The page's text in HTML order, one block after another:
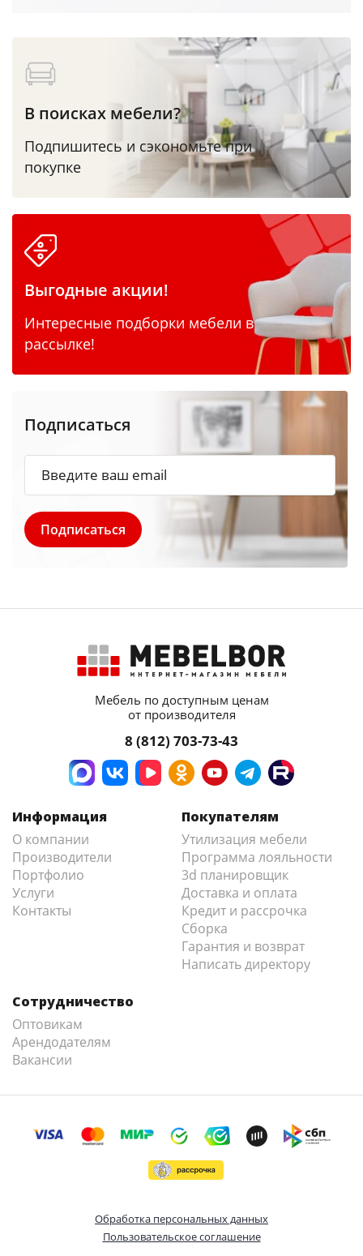
В поисках мебели?
Подпишитесь и сэкономьте при
покупке
Выгодные акции!
Интересные подборки мебели в
рассылке!
Подписаться
Мебель по доступным ценам
от производителя
8 (812) 703-73-43
Информация
О компании
Производители
Портфолио
Услуги
Контакты
Покупателям
Утилизация мебели
Программа лояльности
3d планировщик
Доставка и оплата
Кредит и рассрочка
Сборка
Гарантия и возврат
Написать директору
Сотрудничество
Оптовикам
Арендодателям
Вакансии
Обработка персональных данных
Пользовательское соглашение